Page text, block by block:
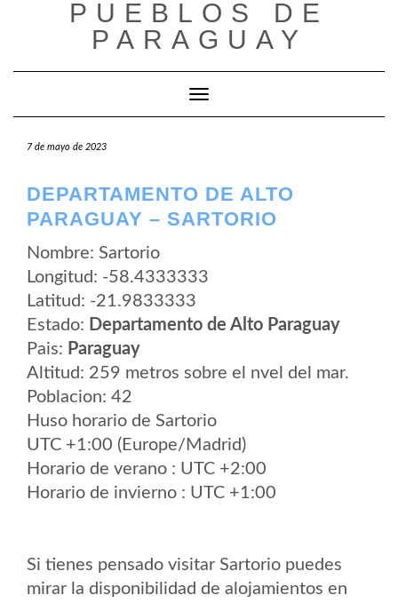
PUEBLOS DE
PARAGUAY
Cambiar modo de navegación
7 de mayo de 2023
DEPARTAMENTO DE ALTO
PARAGUAY – SARTORIO
Nombre: Sartorio
Longitud: -58.4333333
Latitud: -21.9833333
Estado: Departamento de Alto Paraguay
Pais: Paraguay
Altitud: 259 metros sobre el nvel del mar.
Poblacion: 42
Huso horario de Sartorio
UTC +1:00 (Europe/Madrid)
Horario de verano : UTC +2:00
Horario de invierno : UTC +1:00
Si tienes pensado visitar Sartorio puedes
mirar la disponibilidad de alojamientos en